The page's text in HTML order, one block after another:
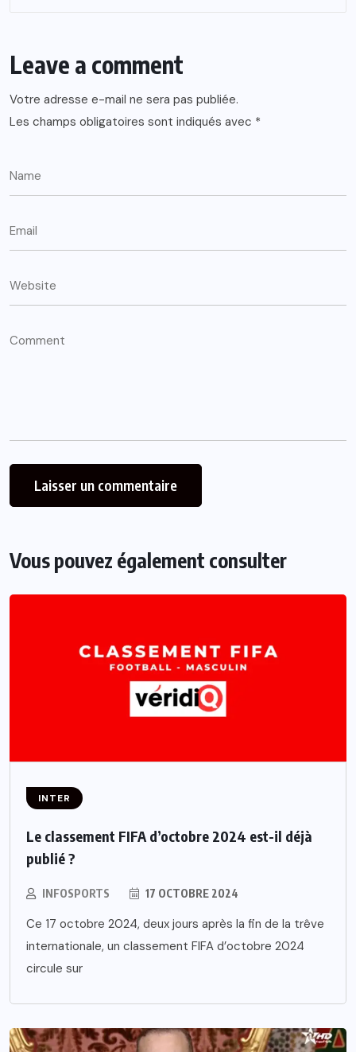
Leave a comment
Votre adresse e-mail ne sera pas publiée.
Les champs obligatoires sont indiqués avec *
Vous pouvez également consulter
INTER
Le classement FIFA d’octobre 2024 est-il déjà
publié ?
INFOSPORTS 17 OCTOBRE 2024
Ce 17 octobre 2024, deux jours après la fin de la trêve
internationale, un classement FIFA d’octobre 2024
circule sur